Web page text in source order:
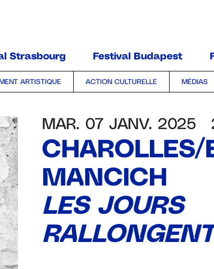
Strasbourg Festival Budapest
ARTISTIQUE ACTION CULTURELLE MÉDIAS
MAR. 07 JANV. 2025
CHAROLLES/
MANCICH
LES JOURS
RALLONGENT